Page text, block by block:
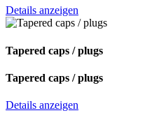
Details anzeigen
Tapered caps / plugs
Tapered caps / plugs
Details anzeigen